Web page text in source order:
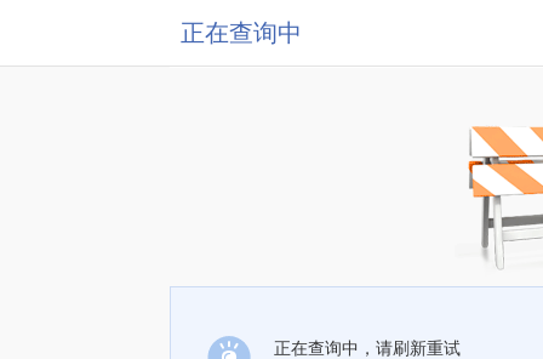
正在查询中
正在查询中，请刷新重试